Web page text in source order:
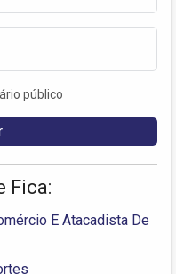
público
Fica:
E Atacadista De